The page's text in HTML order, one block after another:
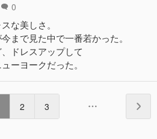
0
な美しさ。
まで見た中で一番若かった。
ドレスアップして
ーヨークだった。
2 3